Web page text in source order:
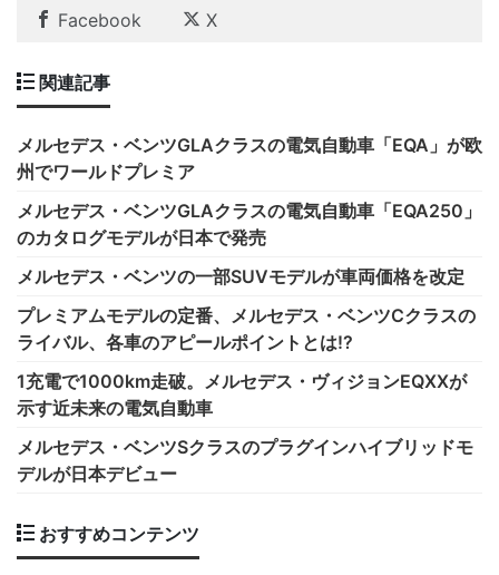
Facebook X
関連記事
メルセデス・ベンツGLAクラスの電気自動車「EQA」が欧
州でワールドプレミア
メルセデス・ベンツGLAクラスの電気自動車「EQA250」
のカタログモデルが日本で発売
メルセデス・ベンツの一部SUVモデルが車両価格を改定
プレミアムモデルの定番、メルセデス・ベンツCクラスの
ライバル、各車のアピールポイントとは!?
1充電で1000km走破。メルセデス・ヴィジョンEQXXが
示す近未来の電気自動車
メルセデス・ベンツSクラスのプラグインハイブリッドモ
デルが日本デビュー
おすすめコンテンツ